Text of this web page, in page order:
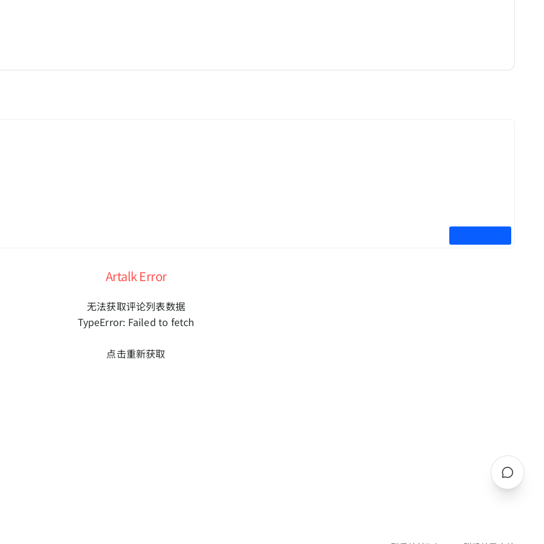
Artalk Error
无法获取评论列表数据
TypeError: Failed to fetch
点击重新获取